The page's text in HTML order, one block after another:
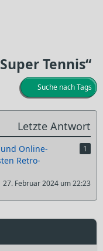
Tennis“
Suche nach Tags
Letzte Antwort
Online-
Retro-
1
27. Februar 2024 um 22:23